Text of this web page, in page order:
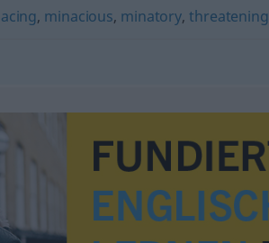
, minacious, minatory,threatening